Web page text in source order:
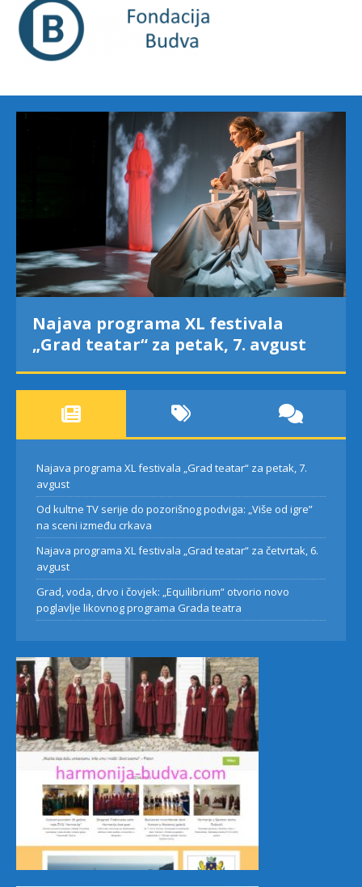
Najava programa XL festivala
„Grad teatar“ za petak, 7. avgust
Najava programa XL festivala „Grad teatar“ za petak, 7.
avgust
Od kultne TV serije do pozorišnog podviga: „Više od igre”
na sceni između crkava
Najava programa XL festivala „Grad teatar“ za četvrtak, 6.
avgust
Grad, voda, drvo i čovjek: „Equilibrium“ otvorio novo
poglavlje likovnog programa Grada teatra